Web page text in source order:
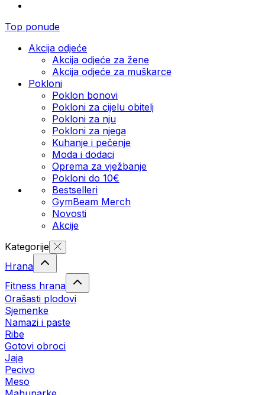
Top ponude
Akcija odjeće
Akcija odjeće za žene
Akcija odjeće za muškarce
Pokloni
Poklon bonovi
Pokloni za cijelu obitelj
Pokloni za nju
Pokloni za njega
Kuhanje i pečenje
Moda i dodaci
Oprema za vježbanje
Pokloni do 10€
Bestselleri
GymBeam Merch
Novosti
Akcije
Kategorije
Hrana
Fitness hrana
Orašasti plodovi
Sjemenke
Namazi i paste
Ribe
Gotovi obroci
Jaja
Pecivo
Meso